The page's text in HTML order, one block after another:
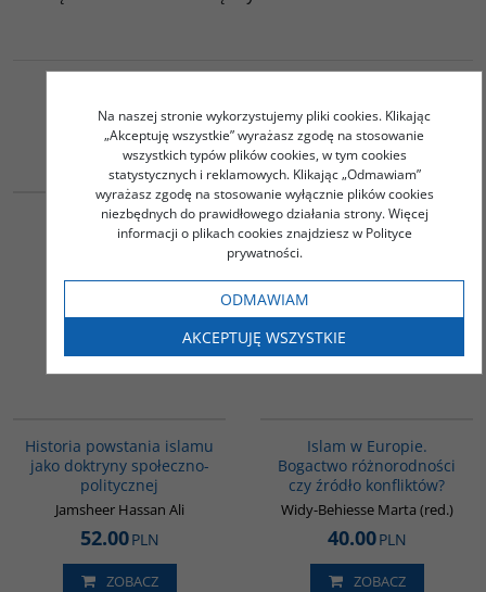
Podobna tematyka
G059
Fitna. Wojna w sercu
islamu
40.00PLN
ZOBACZ
Islam i mit konfrontacji.
Religia i polityka na
Bliskim Wschodzie
Halliday Fred
41.00PLN
ZOBACZ
Historia powstania islamu
jako doktryny społeczno-
politycznej
Jamsheer Hassan Ali
52.00PLN
ZOBACZ
Islam w Europie.
Bogactwo różnorodności
czy źródło konfliktów?
Widy-Behiesse Marta (red.)
40.00PLN
ZOBACZ
Na naszej stronie wykorzystujemy pliki cookies. Klikając
„Akceptuję wszystkie” wyrażasz zgodę na stosowanie
wszystkich typów plików cookies, w tym cookies
statystycznych i reklamowych. Klikając „Odmawiam”
wyrażasz zgodę na stosowanie wyłącznie plików cookies
niezbędnych do prawidłowego działania strony. Więcej
informacji o plikach cookies znajdziesz w Polityce
prywatności.
ODMAWIAM
AKCEPTUJĘ WSZYSTKIE